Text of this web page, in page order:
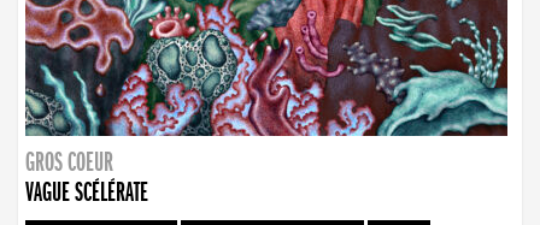
GROS COEUR
VAGUE SCÉLÉRATE